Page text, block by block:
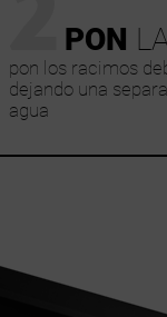
PON
pon los racimos
dejando una
agua